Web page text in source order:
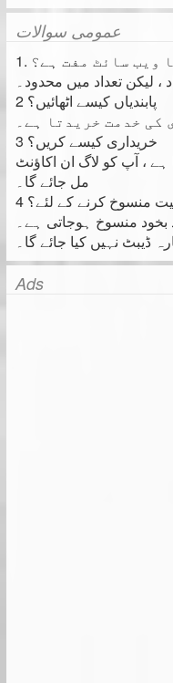
عمومی سوالات
ویب سائٹ مفت ہے؟
، لیکن تعداد میں محدود۔
2 پابندیاں کیسے اٹھائیں؟
کی خدمت خریدتا ہے۔
3 خریداری کیسے کریں؟
ہے ، آپ کو لاگ ان اکاؤنٹ
مل جائے گا۔
منسوخ کرنے کے لئے؟
منسوخ ہوجاتی ہے۔
ڈیبٹ نہیں کیا جائے گا۔
Ads